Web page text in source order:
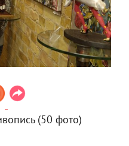
(50 фото)